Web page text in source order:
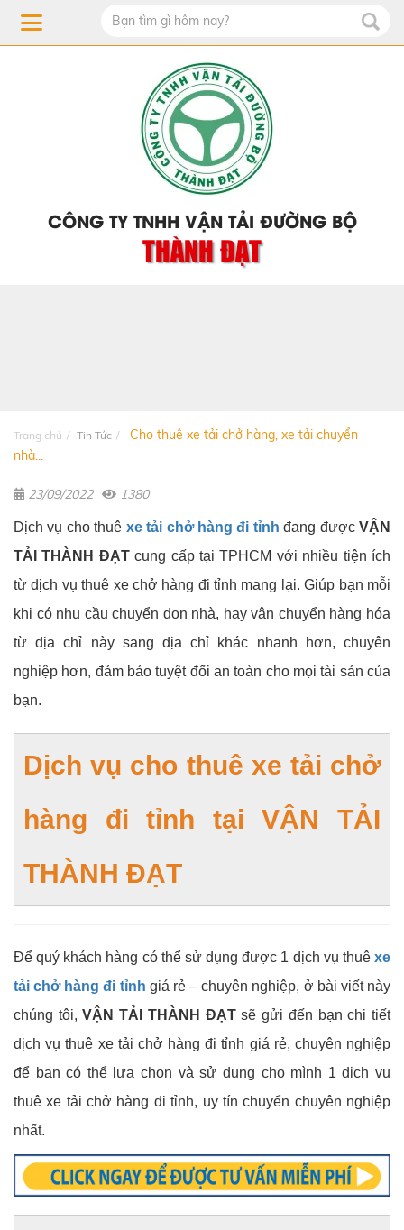
CÔNG TY TNHH VẬN TẢI ĐƯỜNG BỘ
THÀNH ĐẠT
Trang chủ Tin Tức
Cho thuê xe tải chở hàng, xe tải chuyển
nhà...
23/09/2022 1380
Dịch vụ cho thuê xe tải chở hàng đi tỉnh đang đượcVẬN
TẢI THÀNH ĐẠTcung cấp tại TPHCM với nhiều tiện ích
từ dịch vụ thuê xe chở hàng đi tỉnh mang lại. Giúp bạn mỗi
khi có nhu cầu chuyển dọn nhà, hay vận chuyển hàng hóa
từ địa chỉ này sang địa chỉ khác nhanh hơn, chuyên
nghiệp hơn, đảm bảo tuyệt đối an toàn cho mọi tài sản của
bạn.
Dịch vụ cho thuê xe tải chở
hàng đi tỉnh tạiVẬN TẢI
THÀNH ĐẠT
Để quý khách hàng có thể sử dụng được 1 dịch vụ thuê xe
tải chở hàng đi tỉnh giá rẻ – chuyên nghiệp, ở bài viết này
chúng tôi,VẬN TẢI THÀNH ĐẠTsẽ gửi đến bạn chi tiết
dịch vụ thuê xe tải chở hàng đi tỉnh giá rẻ, chuyên nghiệp
để bạn có thể lựa chọn và sử dụng cho mình 1 dịch vụ
thuê xe tải chở hàng đi tỉnh, uy tín chuyển chuyên nghiệp
nhất.